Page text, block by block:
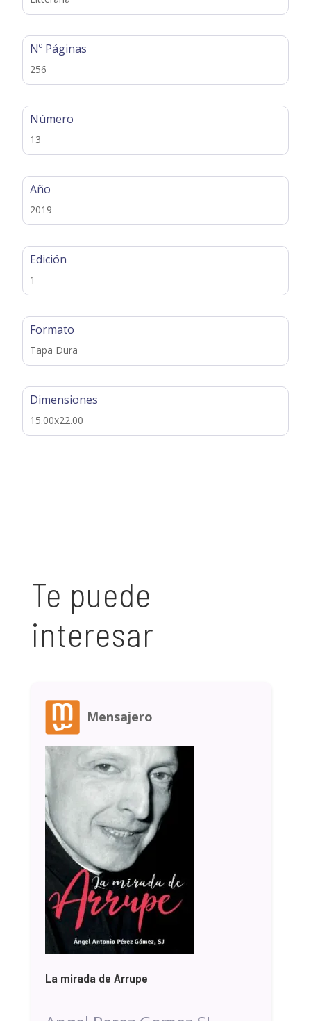
Nº Páginas
256
Número
13
Año
2019
Edición
1
Formato
Tapa Dura
Dimensiones
15.00x22.00
Te puede
interesar
Mensajero
La mirada de Arrupe